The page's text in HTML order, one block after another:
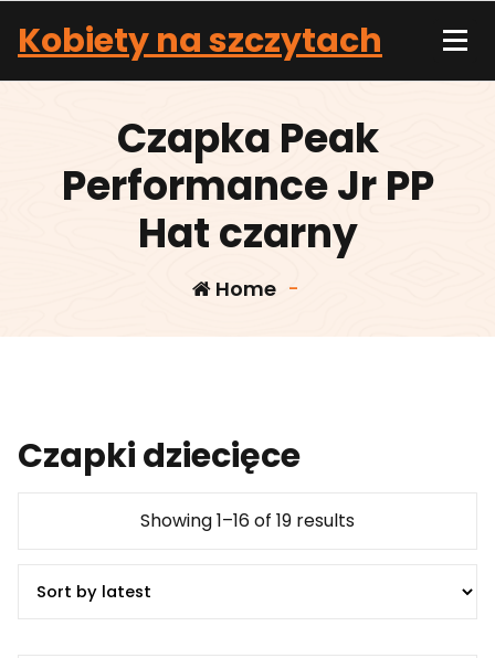
content
Kobiety na szczytach
Czapka Peak
Performance Jr PP
Hat czarny
Home -
Czapki dziecięce
Showing 1–16 of 19 results